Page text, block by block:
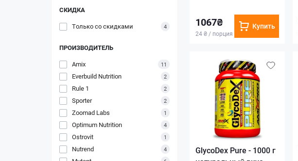
СКИДКА
Только со cкидками
4
ПРОИЗВОДИТЕЛЬ
Amix
11
Everbuild Nutrition 2
Rule 1 2
Sporter 2
Zoomad Labs 1
Optimum Nutrition 4
Ostrovit 1
Nutrend 4
1067₴
24 ₴ / порция
Купить
GlycoDex Pure - 1000 г